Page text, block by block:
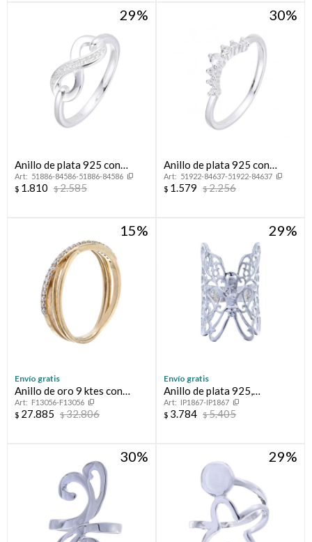
29
Anillo de plata 925 con
circonias, INFINITO.
51886-84586-51886-84586
$ 1.810 $2.585
30
Anillo de plata 925 con
circonias, CORONITA.
51922-84637-51922-84637
$ 1.579 $2.256
15
Envío gratis
Anillo de oro 9 ktes con
circonias.
F13056-F13056
$ 27.885 $32.806
29
Envío gratis
Anillo de plata 925,
MARIPOSA.
IP1867-IP1867
$ 3.784 $5.405
30 29